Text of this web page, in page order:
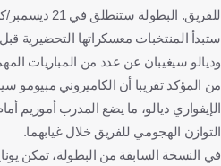
للفريق.
ستبدأ المنتخبات معسكراتها التحضيرية
وديالو سيغيبان عن عدد من المباريات
من المؤكد تقريبا أن الكاميروني مبيومو
الإيفواري ديالو، ما يضع المدرب أموريم
التوازن الهجومي للفريق خلال غيابهما.
في النسخة السابقة من البطولة، تمكن